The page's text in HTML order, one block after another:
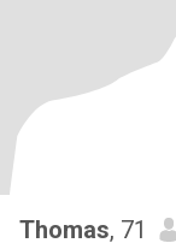
Thomas, 71